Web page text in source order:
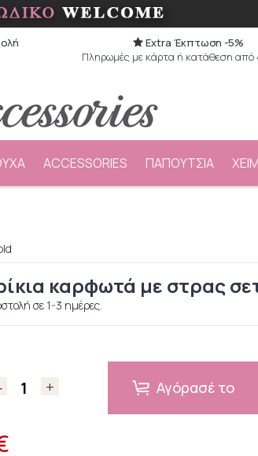
Extra Έκπτωση -5%
Πληρωμές με κάρτα ή κατάθεση
ACCESSORIES ΠΑΠΟΥΤΣΙΑ
καρφωτά με στρας σετ
σε 1-3 ημέρες.
Αγόρασέ το